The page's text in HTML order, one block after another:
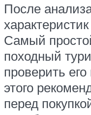
После
Самый
походный
проверить
этого
перед